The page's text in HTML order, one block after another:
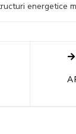
energetice